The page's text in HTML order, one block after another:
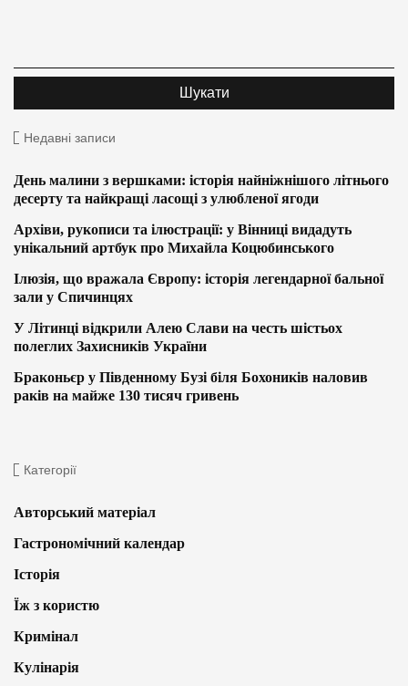
Недавні записи
День малини з вершками: історія найніжнішого літнього
десерту та найкращі ласощі з улюбленої ягоди
Архіви, рукописи та ілюстрації: у Вінниці видадуть
унікальний артбук про Михайла Коцюбинського
Ілюзія, що вражала Європу: історія легендарної бальної
зали у Спичинцях
У Літинці відкрили Алею Слави на честь шістьох
полеглих Захисників України
Браконьєр у Південному Бузі біля Бохоників наловив
раків на майже 130 тисяч гривень
Категорії
Авторський матеріал
Гастрономічний календар
Історія
Їж з користю
Кримінал
Кулінарія